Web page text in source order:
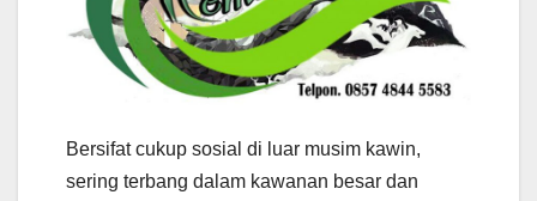
Bersifat cukup sosial di luar musim kawin,
sering terbang dalam kawanan besar dan